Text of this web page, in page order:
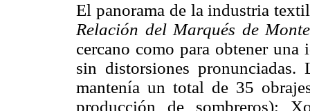
El panorama de la industria
Relación del Marqués de
cercano como para obtener
sin distorsiones
mantenía un total de 35
producción de sombreros);